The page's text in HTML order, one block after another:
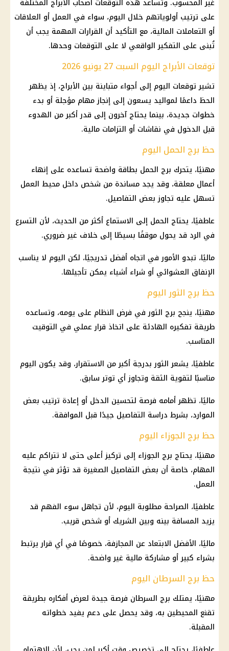
على ترتيب أولوياتهم خلال اليوم، سواء في العمل أو العلاقات
أو التعاملات المالية، مع التأكيد أن القرارات المهمة يجب أن
تُبنى على التفكير الواقعي لا على التوقعات وحدها.
توقعات الأبراج اليوم السبت 27 يونيو 2026
تشير توقعات اليوم إلى أجواء متباينة بين الأبراج، إذ يظهر
الحظ داعمًا لمواليد يسعون إلى إنجاز مهام مؤجلة أو بدء
خطوات جديدة، بينما يحتاج آخرون إلى قدر أكبر من الهدوء
قبل الدخول في نقاشات أو التزامات مالية.
حظ برج الحمل اليوم
مهنيًا، يتحرك برج الحمل بطاقة واضحة تساعده على إنهاء
أعمال معلقة، وقد يجد مساندة من شخص داخل محيط العمل
تسهل عليه تجاوز بعض التفاصيل.
عاطفيًا، يحتاج الحمل إلى الاستماع أكثر من الحديث، لأن التسرع
في الرد قد يحول موقفًا بسيطًا إلى خلاف غير ضروري.
ماليًا، تبدو الأمور في اتجاه أفضل تدريجيًا، لكن اليوم لا يناسب
الإنفاق العشوائي أو شراء أشياء يمكن تأجيلها.
حظ برج الثور اليوم
مهنيًا، ينجح برج الثور في فرض النظام على يومه، وتساعده
طريقة تفكيره الهادئة على اتخاذ قرار عملي في التوقيت
المناسب.
عاطفيًا، يشعر الثور بدرجة أكبر من الاستقرار، وقد يكون اليوم
مناسبًا لتقوية الثقة وتجاوز أي توتر سابق.
ماليًا، تظهر أمامه فرصة لتحسين الدخل أو إعادة ترتيب بعض
الموارد، بشرط دراسة التفاصيل جيدًا قبل الموافقة.
حظ برج الجوزاء اليوم
مهنيًا، يحتاج برج الجوزاء إلى تركيز أعلى حتى لا تتراكم عليه
المهام، خاصة أن بعض التفاصيل الصغيرة قد تؤثر في نتيجة
العمل.
عاطفيًا، الصراحة مطلوبة اليوم، لأن تجاهل سوء الفهم قد
يزيد المسافة بينه وبين الشريك أو شخص قريب.
ماليًا، الأفضل الابتعاد عن المجازفة، خصوصًا في أي قرار يرتبط
بشراء كبير أو مشاركة مالية غير واضحة.
حظ برج السرطان اليوم
مهنيًا، يمتلك برج السرطان فرصة جيدة لعرض أفكاره بطريقة
تقنع المحيطين به، وقد يحصل على دعم يفيد خطواته
المقبلة.